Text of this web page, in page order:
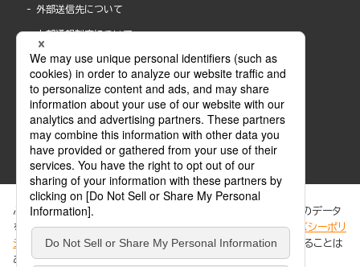
外部送信先について
内部通報制度について
ABJマークは、この電子書店・電子書籍配信サービスが、著作権者からコンテンツ使用許諾を
得た正規版配信サービスであることを示す登録商標(登録番号 第6091713号)です。
ぶんか社が運営するサイトでは、利便性向上のためにCookie等のデータ
を使用しています。 当社のCookieについての詳細は、「プライバシーポリ
シー
」をご覧ください。当サイトでは、訪問者の個人情報を追跡することは
ありません。